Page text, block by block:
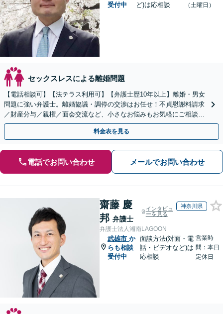
受付中
ど)は応相談
（土曜日）
セックスレスによる離婚問題
【電話相談可】【法テラス利用可】【弁護士歴10年以上】離婚・男女
問題に強い弁護士。離婚協議・調停の交渉はお任せ！不貞慰謝料請求
／財産分与／親権／面会交流など、小さなお悩みもお気軽にご相談く
ださい【夜間・休日面談可】【完全個室】【赤坂駅1分】
料金表を見る
電話でお問い合わせ メールでお問い合わせ
齋藤 慶
邦 弁護士
インタビュ
ーを見る
神奈川県
弁護士法人湘南LAGOON
武雄市 か
らも相談
受付中
面談方法(対面・電
話・ビデオなど)は
応相談
営業時
間：本日
定休日